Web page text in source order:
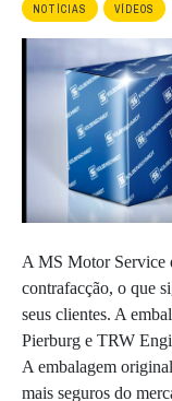
NOTÍCIAS VÍDEOS
A MS Motor Service
contrafacção, o que
seus clientes. A
Pierburg e TRW
A embalagem
mais seguros do